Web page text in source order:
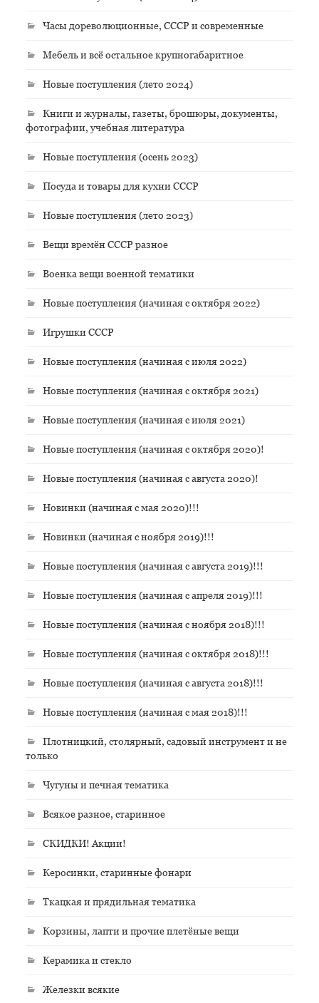
Часы дореволюционные, СССР и современные
Мебель и всё остальное крупногабаритное
Новые поступления (лето 2024)
Книги и журналы, газеты, брошюры, документы,
фотографии, учебная литература
Новые поступления (осень 2023)
Посуда и товары для кухни СССР
Новые поступления (лето 2023)
Вещи времён СССР разное
Военка вещи военной тематики
Новые поступления (начиная с октября 2022)
Игрушки СССР
Новые поступления (начиная с июля 2022)
Новые поступления (начиная с октября 2021)
Новые поступления (начиная с июля 2021)
Новые поступления (начиная с октября 2020)!
Новые поступления (начиная с августа 2020)!
Новинки (начиная с мая 2020)!!!
Новинки (начиная с ноября 2019)!!!
Новые поступления (начиная с августа 2019)!!!
Новые поступления (начиная с апреля 2019)!!!
Новые поступления (начиная с ноября 2018)!!!
Новые поступления (начиная с октября 2018)!!!
Новые поступления (начиная с августа 2018)!!!
Новые поступления (начиная с мая 2018)!!!
Плотницкий, столярный, садовый инструмент и не
только
Чугуны и печная тематика
Всякое разное, старинное
СКИДКИ! Акции!
Керосинки, старинные фонари
Ткацкая и прядильная тематика
Корзины, лапти и прочие плетёные вещи
Керамика и стекло
Железки всякие